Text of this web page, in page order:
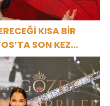
KISA BİR
SON KEZ